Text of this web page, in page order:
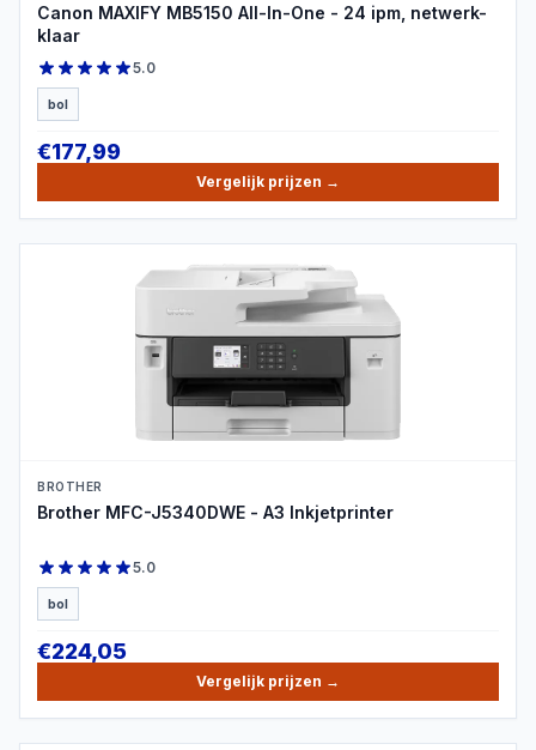
Canon MAXIFY MB5150 All-In-One - 24 ipm, netwerk-
klaar
5.0
bol
€177,99
Vergelijk prijzen →
PRODUCTBEELD
BROTHER
Brother MFC-J5340DWE - A3 Inkjetprinter
5.0
bol
€224,05
Vergelijk prijzen →